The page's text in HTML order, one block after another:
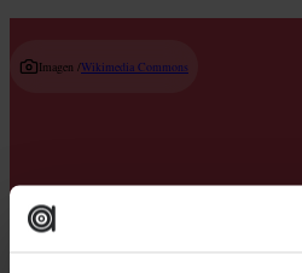
Imagen /Wikimedia Commons
El jardín en la azotea Crossrail Place
sobre el meridiano de Greenwich,